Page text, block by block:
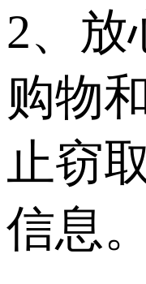
2、放
购物
止窃
信息。